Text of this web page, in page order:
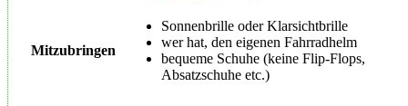
Mitzubringen
Sonnenbrille oder Klarsichtbrille
wer hat, den eigenen Fahrradhelm
bequeme Schuhe (keine Flip-Flops,
Absatzschuhe etc.)